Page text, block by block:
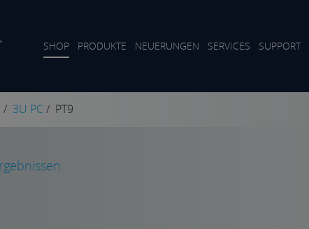
SHOP PRODUKTE NEUERUNGEN SERVICES SUPPORT
/ 3U PC / PT9